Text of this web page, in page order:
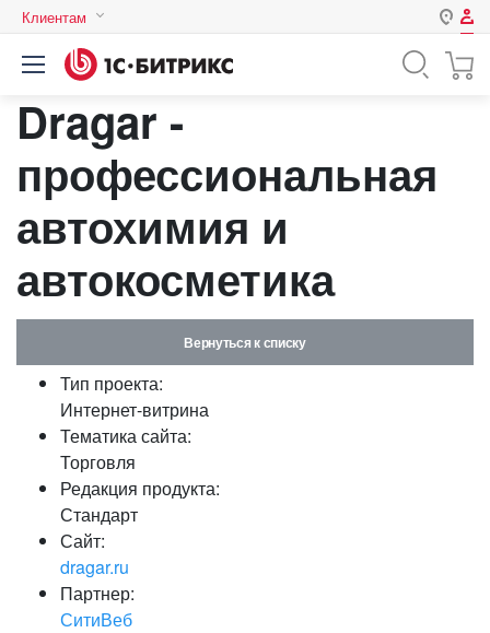
Клиентам
Авторизация
Логин
Пароль
компьютере
Забыли свой пароль?
Dragar -
профессиональная
автохимия и
автокосметика
Вернуться к списку
Тип проекта:
Интернет-витрина
Тематика сайта:
Торговля
Редакция продукта:
Стандарт
Сайт:
dragar.ru
Партнер:
СитиВеб